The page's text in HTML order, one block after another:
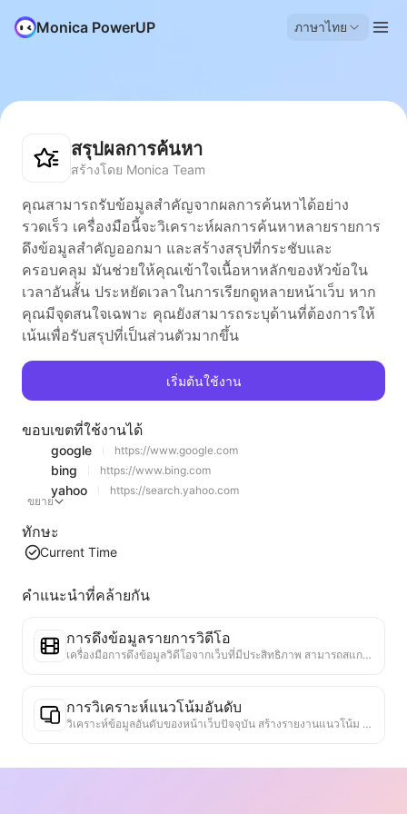
Monica PowerUP ภาษาไทย
สรุปผลการค้นหา
สร้างโดย Monica Team
คุณสามารถรับข้อมูลสำคัญจากผลการค้นหาได้อย่าง
รวดเร็ว เครื่องมือนี้จะวิเคราะห์ผลการค้นหาหลายรายการ
ดึงข้อมูลสำคัญออกมา และสร้างสรุปที่กระชับและ
ครอบคลุม มันช่วยให้คุณเข้าใจเนื้อหาหลักของหัวข้อใน
เวลาอันสั้น ประหยัดเวลาในการเรียกดูหลายหน้าเว็บ หาก
คุณมีจุดสนใจเฉพาะ คุณยังสามารถระบุด้านที่ต้องการให้
เน้นเพื่อรับสรุปที่เป็นส่วนตัวมากขึ้น
เริ่มต้นใช้งาน
ขอบเขตที่ใช้งานได้
google https://www.google.com
bing https://www.bing.com
yahoo
https://search.yahoo.com
ขยาย
ทักษะ
Current Time
คำแนะนำที่คล้ายกัน
การดึงข้อมูลรายการวิดีโอ
เครื่องมือการดึงข้อมูลวิดีโอจากเว็บที่มีประสิทธิภาพ สามารถสแกนเว็บได้อย่างรวดเร็วและจัดระเบียบข้อมูลวิดีโอเป็นตาราง Markdown ที่มีโครงสร้าง
การวิเคราะห์แนวโน้มอันดับ
วิเคราะห์ข้อมูลอันดับของหน้าเว็บปัจจุบัน สร้างรายงานแนวโน้ม ระบุหมวดหมู่ที่ได้รับความนิยม ประเภทผลิตภัณฑ์ที่กำลังเติบโตอย่างรวดเร็ว และเทคโนโลยีใหม่ ๆ ให้ข้อมูลเชิงลึกเกี่ยวกับตลาดทันที ช่วยให้คุณเข้าใจแนวโน้มผลิตภัณฑ์ล่าสุดและทิศทางของตลาด